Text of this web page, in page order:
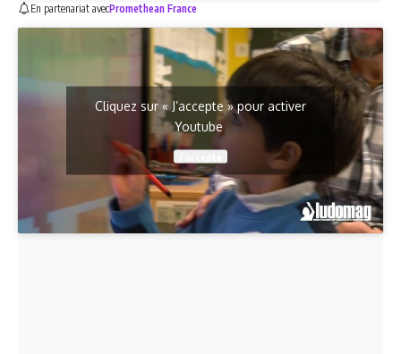
En partenariat avecPromethean France
Cliquez sur « J’accepte » pour activer
Youtube